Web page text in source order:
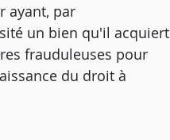
ayant, par
un bien qu'il acquiert
frauduleuses pour
du droit à